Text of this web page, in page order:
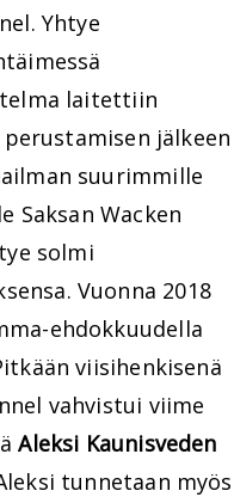
Yhtye
laitettiin
jälkeen
suurimmille
Saksan Wacken
solmi
Vuonna 2018
ehdokkuudella
viisihenkisenä
vahvistui viime
Aleksi Kaunisveden
tunnetaan myös